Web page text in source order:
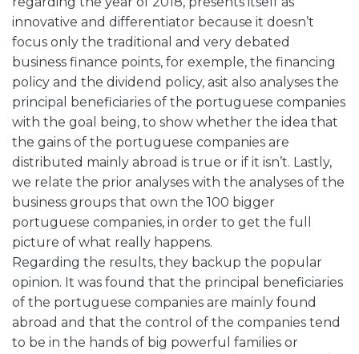
innovative and differentiator because it doesn’t
focus only the traditional and very debated
business finance points, for exemple, the financing
policy and the dividend policy, asit also analyses the
principal beneficiaries of the portuguese companies
with the goal being, to show whether the idea that
the gains of the portuguese companies are
distributed mainly abroad is true or if it isn’t. Lastly,
we relate the prior analyses with the analyses of the
business groups that own the 100 bigger
portuguese companies, in order to get the full
picture of what really happens.
Regarding the results, they backup the popular
opinion. It was found that the principal beneficiaries
of the portuguese companies are mainly found
abroad and that the control of the companies tend
to be in the hands of big powerful families or